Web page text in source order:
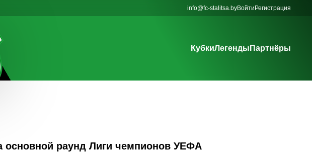
info@fc-stalitsa.byВойти Регистрация
КубкиЛегенды Партнёры
основной раунд Лиги чемпионов УЕФА